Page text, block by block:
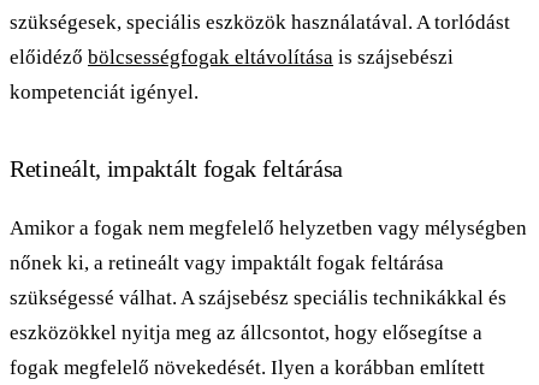
szükségesek, speciális eszközök használatával. A torlódást
előidéző bölcsességfogak eltávolítása is szájsebészi
kompetenciát igényel.
Retineált, impaktált fogak feltárása
Amikor a fogak nem megfelelő helyzetben vagy mélységben
nőnek ki, a retineált vagy impaktált fogak feltárása
szükségessé válhat. A szájsebész speciális technikákkal és
eszközökkel nyitja meg az állcsontot, hogy elősegítse a
fogak megfelelő növekedését. Ilyen a korábban említett